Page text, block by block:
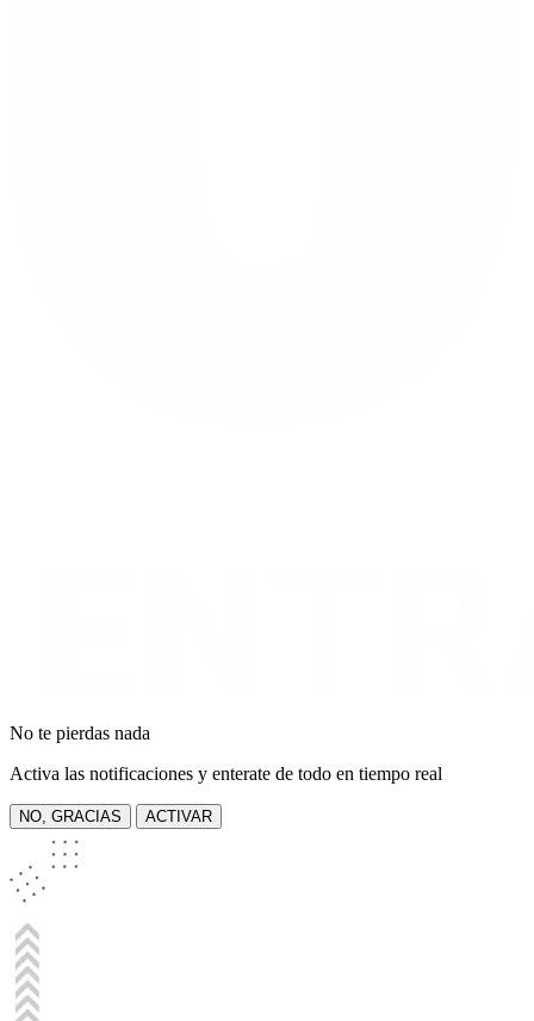
No te pierdas nada
Activa las notificaciones y enterate de todo en tiempo real
NO, GRACIAS ACTIVAR